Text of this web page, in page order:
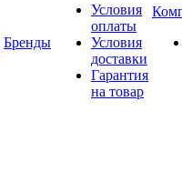
Бренды
Условия
оплаты
Условия
доставки
Гарантия
на товар